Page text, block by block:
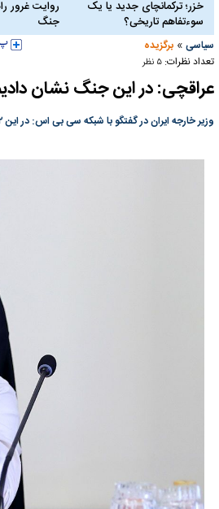
خزر؛ ترکمانچای جدید یا یک
سوءتفاهم تاریخی؟
روایت غرور
جنگ
سیاسی » برگزیده
تعداد نظرات: ۵ نظر
عراقچی: در این جنگ نشان
وزیر خارجه ایران در گفتگو با شبکه سی بی اس: در این ۱۲ روز مقاومت نشان دادیم که قدرت دفاع از خودمان را داریم و بلدیم.
چرا رویای آمریکایی سرنگونی رژیم و
پرده تجارت پهپاد‌ ۱۵۰۰ دلاری که
بورس